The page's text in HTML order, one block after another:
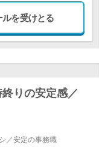
を受けとる
りの安定感／
／安定の事務職